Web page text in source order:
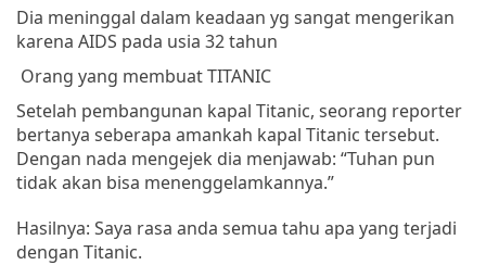
Dia meninggal dalam keadaan yg sangat mengerikan
karena AIDS pada usia 32tahun
Orang yang membuatTITANIC
Setelah pembangunan kapal Titanic, seorang reporter
bertanya seberapa amankah kapal Titanic tersebut.
Dengan nada mengejek dia menjawab: “Tuhan pun
tidak akan bisa menenggelamkannya.”
Hasilnya: Saya rasa anda semua tahu apa yang terjadi
dengan Titanic.